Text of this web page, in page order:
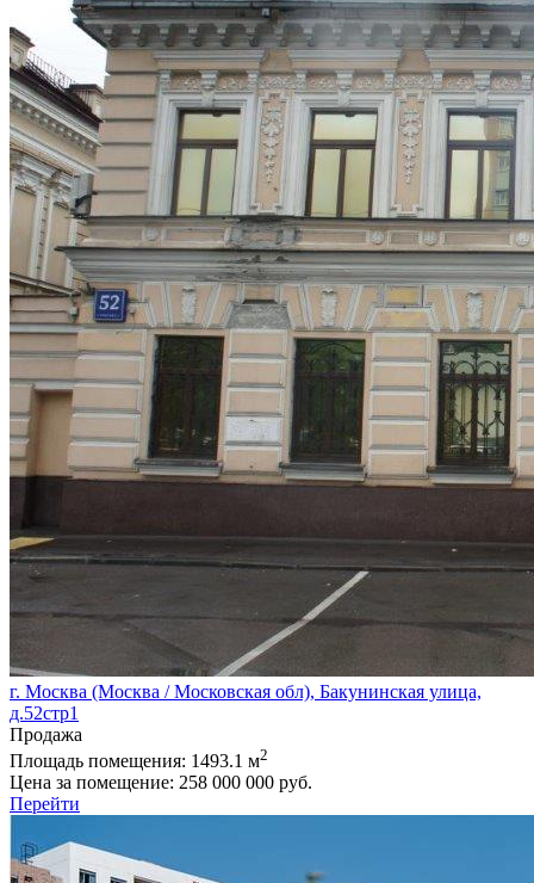
г. Москва (Москва / Московская обл), Бакунинская улица,
д.52стр1
Продажа
Площадь помещения: 1493.1 м2
Цена за помещение: 258 000 000 руб.
Перейти